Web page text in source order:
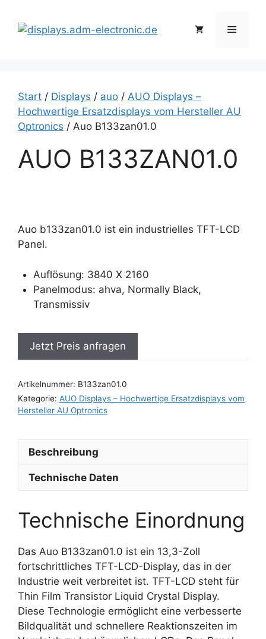
Inhalt
springen
Menü
Start / Displays / auo / AUO Displays –
Hochwertige Ersatzdisplays vom Hersteller AU
Optronics / Auo B133zan01.0
AUO B133ZAN01.0
Auo b133zan01.0 ist ein industrielles TFT-LCD
Panel.
Auflösung: 3840 X 2160
Panelmodus: ahva, Normally Black,
Transmissiv
Jetzt Preis anfragen
Artikelnummer: B133zan01.0
Kategorie: AUO Displays – Hochwertige Ersatzdisplays vom
Hersteller AU Optronics
Beschreibung
Technische Daten
Technische Einordnung
Das Auo B133zan01.0 ist ein 13,3-Zoll
fortschrittliches TFT-LCD-Display, das in der
Industrie weit verbreitet ist. TFT-LCD steht für
Thin Film Transistor Liquid Crystal Display.
Diese Technologie ermöglicht eine verbesserte
Bildqualität und schnellere Reaktionszeiten im